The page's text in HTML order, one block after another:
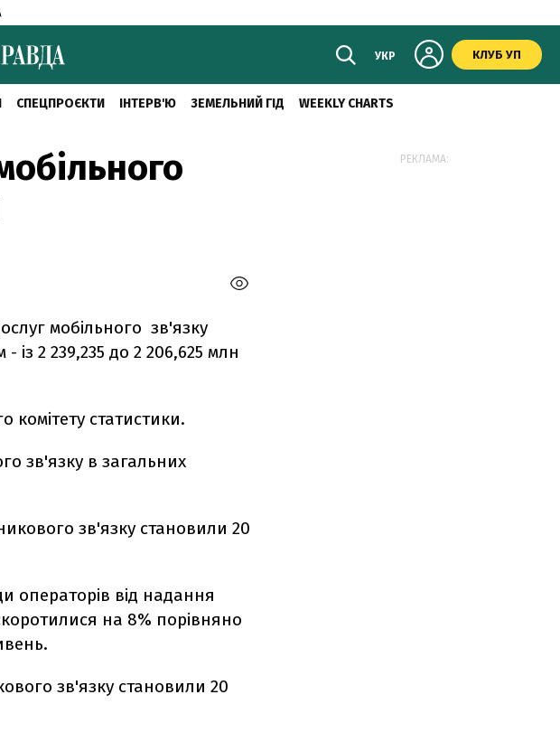
УКР КЛУБ УП
СПЕЦПРОЄКТИ ІНТЕРВ'Ю ЗЕМЕЛЬНИЙ ГІД WEEKLY CHARTS
мобільного зв'язку
із 2 239,235 до 2 206,625 млн
комітету статистики.
зв'язку в загальних
зв'язку становили 20
операторів від надання
на 8% порівняно
зв'язку становили 20
РЕКЛАМА: